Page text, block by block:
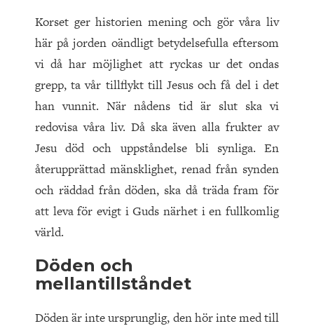
Korset ger historien mening och gör våra liv
här på jorden oändligt betydelsefulla eftersom
vi då har möjlighet att ryckas ur det ondas
grepp, ta vår tillflykt till Jesus och få del i det
han vunnit. När nådens tid är slut ska vi
redovisa våra liv. Då ska även alla frukter av
Jesu död och uppståndelse bli synliga. En
återupprättad mänsklighet, renad från synden
och räddad från döden, ska då träda fram för
att leva för evigt i Guds närhet i en fullkomlig
värld.
Döden och
mellantillståndet
Döden är inte ursprunglig, den hör inte med till